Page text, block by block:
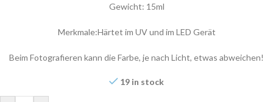
Gewicht: 15ml
Merkmale:Härtet im UV und im LED Gerät
Beim Fotografieren kann die Farbe, je nach Licht, etwas abweichen!
19 in stock